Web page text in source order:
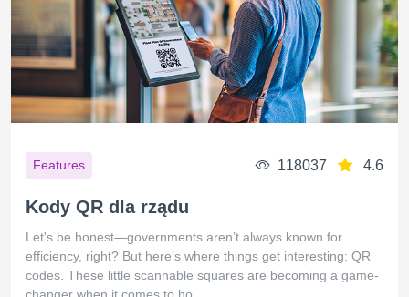
Features 118037 4.6
Kody QR dla rządu
Let's be honest—governments aren’t always known for
efficiency, right? But here’s where things get interesting: QR
codes. These little scannable squares are becoming a game-